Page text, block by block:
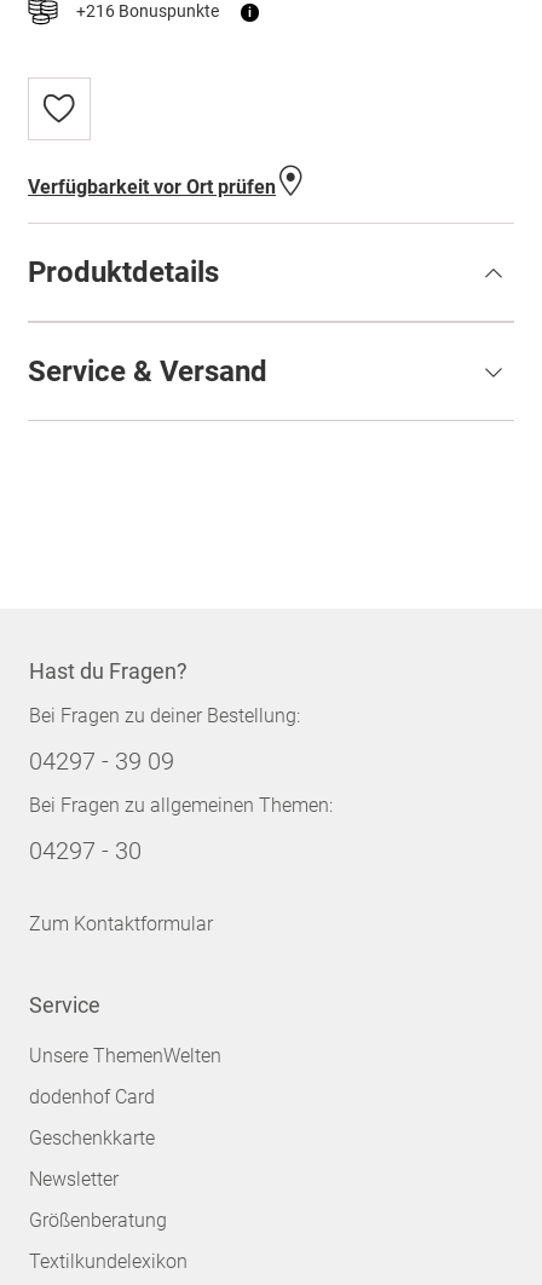
+216 Bonuspunkte i
Zur
Wunschliste
Verfügbarkeit vor Ort prüfen
Produktdetails
Service & Versand
Hast du Fragen?
Bei Fragen zu deiner Bestellung:
04297 - 39 09
Bei Fragen zu allgemeinen Themen:
04297 - 30
Zum Kontaktformular
Service
Unsere ThemenWelten
dodenhof Card
Geschenkkarte
Newsletter
Größenberatung
Textilkundelexikon